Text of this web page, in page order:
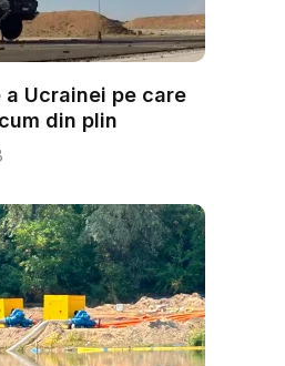
Ucrainei pe care
din plin